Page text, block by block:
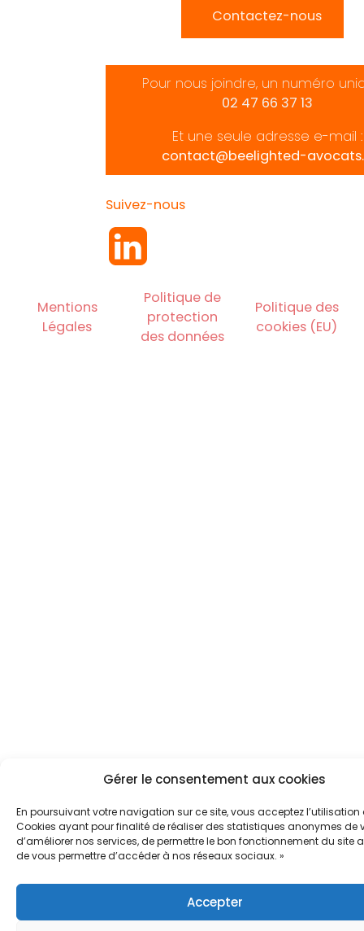
Gérer le consentement aux cookies
En poursuivant votre navigation sur ce site, vous acceptez l’utilisation
Cookies ayant pour finalité de réaliser des statistiques anonymes de
d’améliorer nos services, de permettre le bon fonctionnement du site
de vous permettre d’accéder à nos réseaux sociaux. »
Accepter
Contactez-nous
Pour nous joindre, un numéro
02 47 66 37 13
Et une seule adresse e-mail :
contact@beelighted-
Suivez-nous
Mentions
Légales
Politique de
protection
des données
Politique des
cookies (EU)